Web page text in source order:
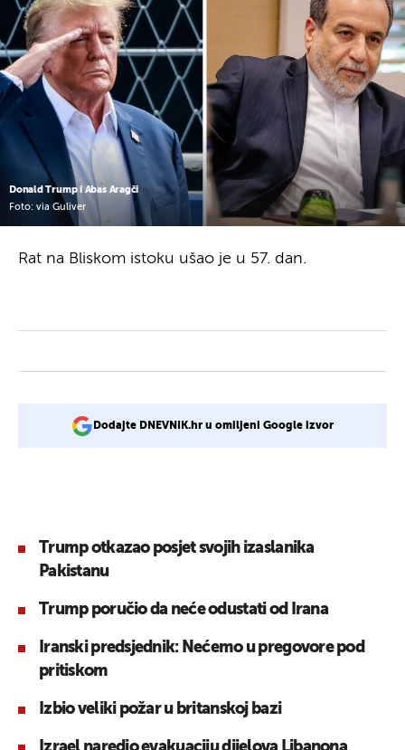
Donald Trump i Abas Aragči
Foto: via Guliver
Rat na Bliskom istoku ušao je u 57. dan.
Dodajte DNEVNIK.hr u omiljeni Google izvor
Trump otkazao posjet svojih izaslanika
Pakistanu
Trump poručio da neće odustati od Irana
Iranski predsjednik: Nećemo u pregovore pod
pritiskom
Izbio veliki požar u britanskoj bazi